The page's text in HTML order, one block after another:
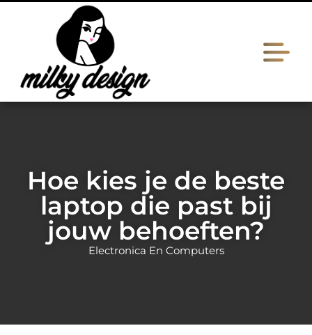
Hoe kies je de beste
laptop die past bij
jouw behoeften?
Electronica En Computers